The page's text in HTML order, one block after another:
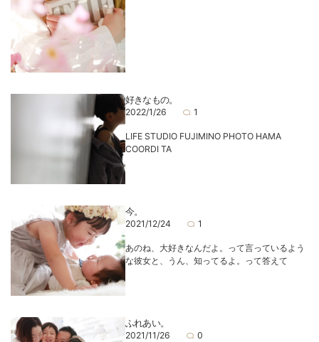
好きなもの。
2022/1/26 1
LIFE STUDIO FUJIMINO PHOTO HAMA
COORDI TA
今。
2021/12/24 1
あのね、大好きなんだよ。って言っているよう
な彼女と、うん、知ってるよ。って答えて
ふれあい。
2021/11/26 0